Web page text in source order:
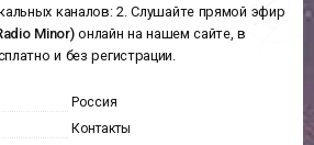
каналов: 2. Слушайте прямой эфир
Minor)онлайн на нашем сайте, в
и без регистрации.
Россия
Контакты